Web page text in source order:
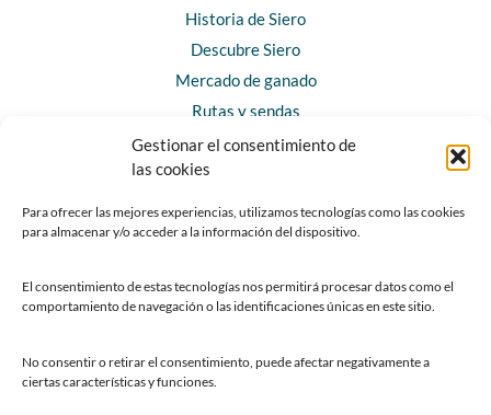
Gestionar el consentimiento de
las cookies
Para ofrecer las mejores experiencias, utilizamos tecnologías como las cookies
para almacenar y/o acceder a la información del dispositivo.
El consentimiento de estas tecnologías nos permitirá procesar datos como el
comportamiento de navegación o las identificaciones únicas en este sitio.
No consentir o retirar el consentimiento, puede afectar negativamente a
ciertas características y funciones.
Historia de Siero
Descubre Siero
Mercado de ganado
Rutas y sendas
Horarios y contacto
Teléfonos de interés
Chatbot Siero
SEDES ELECTRÓNICAS
Sede del Ayuntamiento de Siero